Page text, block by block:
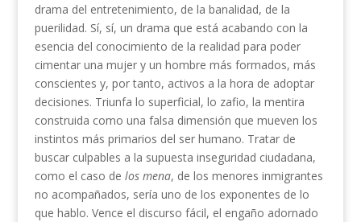
drama del entretenimiento, de la banalidad, de la
puerilidad. Sí, sí, un drama que está acabando con la
esencia del conocimiento de la realidad para poder
cimentar una mujer y un hombre más formados, más
conscientes y, por tanto, activos a la hora de adoptar
decisiones. Triunfa lo superficial, lo zafio, la mentira
construida como una falsa dimensión que mueven los
instintos más primarios del ser humano. Tratar de
buscar culpables a la supuesta inseguridad ciudadana,
como el caso de los mena, de los menores inmigrantes
no acompañados, sería uno de los exponentes de lo
que hablo. Vence el discurso fácil, el engaño adornado